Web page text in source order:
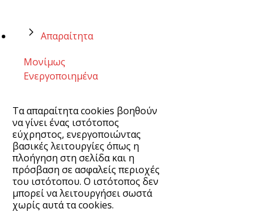
Απαραίτητα
Μονίμως
Ενεργοποιημένα
Τα απαραίτητα cookies βοηθούν
να γίνει ένας ιστότοπος
εύχρηστος, ενεργοποιώντας
βασικές λειτουργίες όπως η
πλοήγηση στη σελίδα και η
πρόσβαση σε ασφαλείς περιοχές
του ιστότοπου. Ο ιστότοπος δεν
μπορεί να λειτουργήσει σωστά
χωρίς αυτά τα cookies.